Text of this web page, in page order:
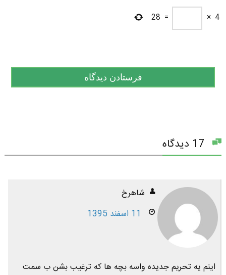
4
×
=
28
شاهرخ
11 اسفند 1395
اینم یه تحریم جدیده واسه بچه ها که ترغیب بشن ب سمت